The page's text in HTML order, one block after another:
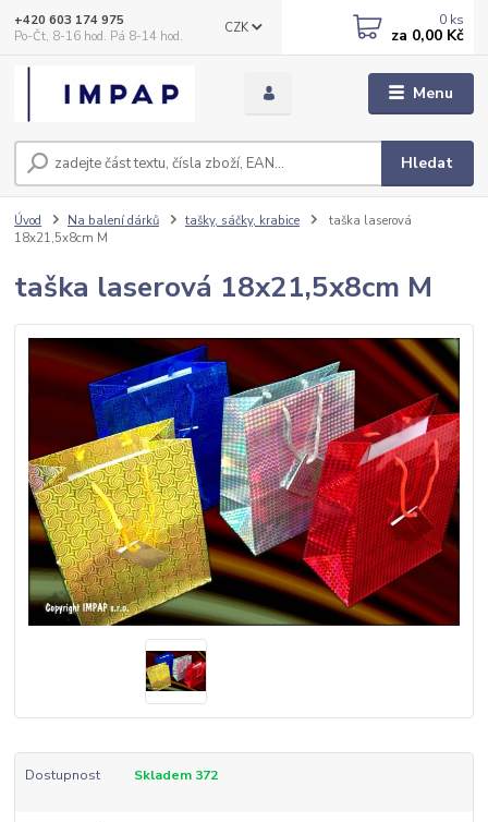
Menu
CZK
Hledat
+420 603 174 975
Po-Čt, 8-16 hod. Pá 8-14 hod.
0 ks
za 0,00 Kč
Úvod Na balení dárků tašky, sáčky, krabice
taška laserová
18x21,5x8cm M
taška laserová 18x21,5x8cm M
Dostupnost Skladem 372